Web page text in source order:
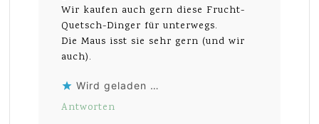
Wir kaufen auch gern diese Frucht-
Quetsch-Dinger für unterwegs.
Die Maus isst sie sehr gern (und wir
auch).
Wird geladen …
Antworten